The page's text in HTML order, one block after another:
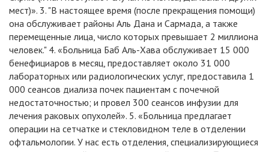
мест)». 3. "В настоящее время (после прекращения помощи)
она обслуживает районы Аль Дана и Сармада, а также
перемещенные лица, число которых превышает 2 миллиона
человек." 4. «Больница Баб Аль-Хава обслуживает 15 000
бенефициаров в месяц, предоставляет около 31 000
лабораторных или радиологических услуг, предоставила 1
000 сеансов диализа почек пациентам с почечной
недостаточностью; и провел 300 сеансов инфузии для
лечения раковых опухолей». 5. «Больница предлагает
операции на сетчатке и стекловидном теле в отделении
офтальмологии. У нас есть отделения, специализирующиеся